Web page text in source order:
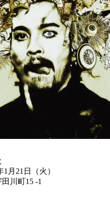
月21日（火）
川町15 -1